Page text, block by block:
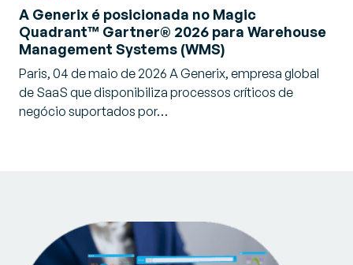
A Generix é posicionada no Magic
Quadrant™ Gartner® 2026 para Warehouse
Management Systems (WMS)
Paris, 04 de maio de 2026 A Generix, empresa global
de SaaS que disponibiliza processos críticos de
negócio suportados por…